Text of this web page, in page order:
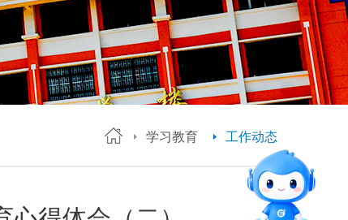
学习教育 工作动态